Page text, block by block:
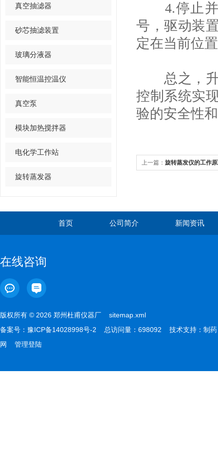
真空抽滤器
砂芯抽滤装置
玻璃分液器
智能恒温控温仪
真空泵
模块加热搅拌器
电化学工作站
旋转蒸发器
4.停止并
号，驱动装
定在当前位
总之，升
控制系统实
验的安全性
上一篇： 旋转蒸发仪的工作
首页 公司简介 新闻资讯
在线咨询
版权所有 © 2026 郑州杜甫仪器厂 sitemap.xml
备案号： 豫ICP备14028998号-2 总访问量：698092 技术支持： 制药
网
管理登陆